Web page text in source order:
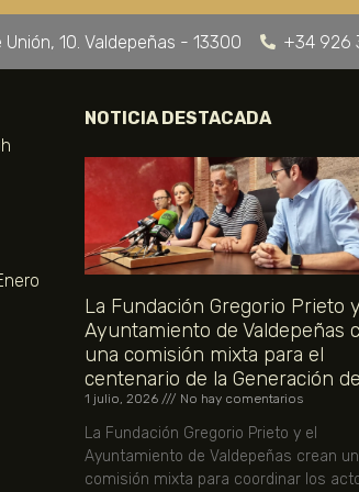
Unión, 10. Valdepeñas - 13300 +34 926
NOTICIA DESTACADA
La Fundación Gregorio Prieto
Ayuntamiento de Valdepeñas
una comisión mixta para el
centenario de la Generación
1 julio, 2026 No hay comentarios
La Fundación Gregorio Prieto y el
Ayuntamiento de Valdepeñas crean
comisión mixta para coordinar los